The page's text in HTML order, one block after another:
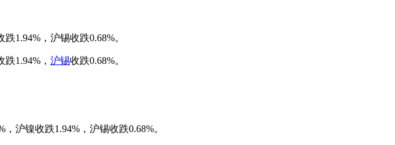
1.94%，沪锡收跌0.68%。
跌1.94%， 沪锡收跌0.68%。
沪镍收跌1.94%，沪锡收跌0.68%。